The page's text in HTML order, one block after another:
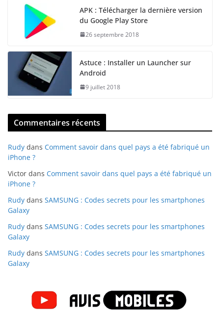
APK : Télécharger la dernière version
du Google Play Store
26 septembre 2018
Astuce : Installer un Launcher sur
Android
9 juillet 2018
Commentaires récents
Rudy dans Comment savoir dans quel pays a été fabriqué un
iPhone ?
Victor dans Comment savoir dans quel pays a été fabriqué un
iPhone ?
Rudy dans SAMSUNG : Codes secrets pour les smartphones
Galaxy
Rudy dans SAMSUNG : Codes secrets pour les smartphones
Galaxy
Rudy dans SAMSUNG : Codes secrets pour les smartphones
Galaxy